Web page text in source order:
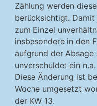
Zählung werden
berücksichtigt.
zum Einzel
insbesondere in den
aufgrund der Absage
unverschuldet ein
Diese Änderung ist
Woche umgesetzt
der KW 13.